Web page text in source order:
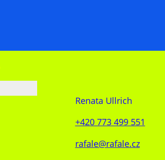
Renata Ullrich
+420 773 499 551
rafale@rafale.cz